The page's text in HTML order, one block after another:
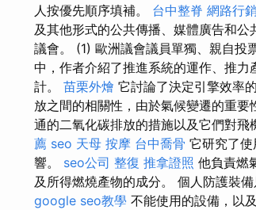
人按優先順序填補。 台中整脊 網路行
及其他形式的公共傳播、媒體廣告和
議會。 (1) 歐洲議會議員單獨、親自投
中，作者介紹了推進系統的運作、推
計。 苗栗外燴 它討論了決定引擎效率
放之間的相關性，由於氣候變遷的重要
通的二氧化碳排放的措施以及它們對飛
薦 seo 天母 按摩 台中喬骨 它研究了
響。 seo公司 整復 推拿證照 他負責燃
及所得燃燒產物的成分。 個人防護裝
google seo教學 不能使用的設備，以